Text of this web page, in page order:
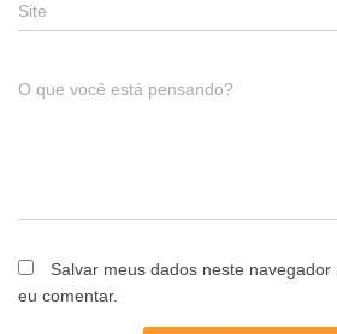
Site
O que você está pensando?
Salvar meus dados neste
eu comentar.